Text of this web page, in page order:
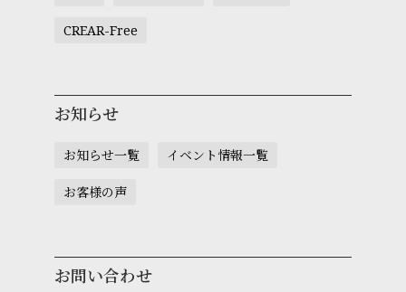
CREAR-Free
お知らせ
お知らせ一覧 イベント情報一覧
お客様の声
お問い合わせ